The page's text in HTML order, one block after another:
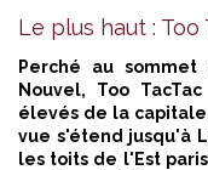
Le plus haut : Too
Perché au
Nouvel, Too
élevés de la
vue s'étend jusqu'à
les toits de l'Est